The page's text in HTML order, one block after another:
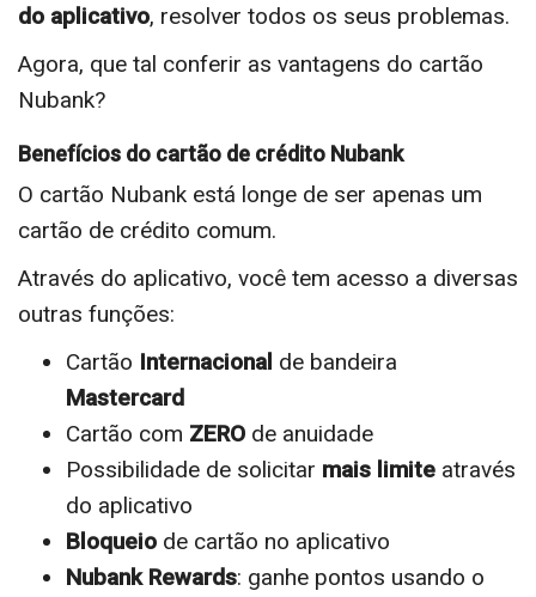
do aplicativo, resolver todos os seus problemas.
Agora, que tal conferir as vantagens do cartão
Nubank?
Benefícios do cartão de crédito Nubank
O cartão Nubank está longe de ser apenas um
cartão de crédito comum.
Através do aplicativo, você tem acesso a diversas
outras funções:
Cartão Internacional de bandeira
Mastercard
Cartão com ZERO de anuidade
Possibilidade de solicitar mais limite através
do aplicativo
Bloqueio de cartão no aplicativo
Nubank Rewards: ganhe pontos usando o